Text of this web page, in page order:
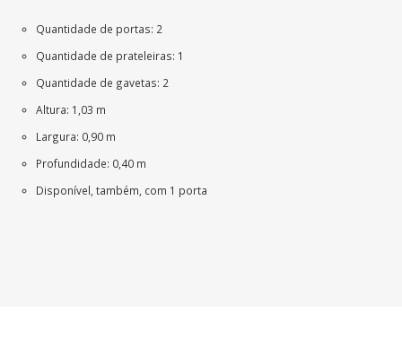
Quantidade de portas: 2
Quantidade de prateleiras: 1
Quantidade de gavetas: 2
Altura: 1,03 m
Largura: 0,90 m
Profundidade: 0,40 m
Disponível, também, com 1 porta